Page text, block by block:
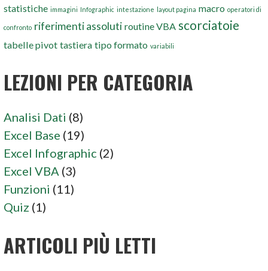
statistiche immagini Infographic intestazione layout pagina macro operatori di
confronto riferimenti assoluti routine VBA scorciatoie
tabelle pivot tastiera tipo formato variabili
LEZIONI PER CATEGORIA
Analisi Dati (8)
Excel Base (19)
Excel Infographic (2)
Excel VBA (3)
Funzioni (11)
Quiz (1)
ARTICOLI PIÙ LETTI